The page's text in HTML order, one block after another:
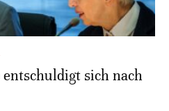
sich nach